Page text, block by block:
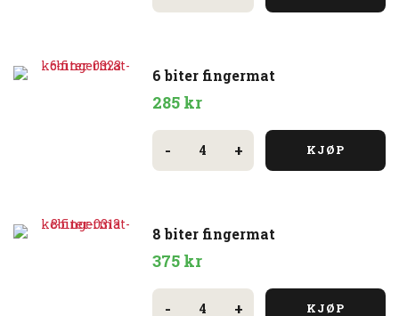
antall
6 biter fingermat
285 kr
-
6
biter
fingermat
antall
+ KJØP
8 biter fingermat
375 kr
-
8
biter + KJØP